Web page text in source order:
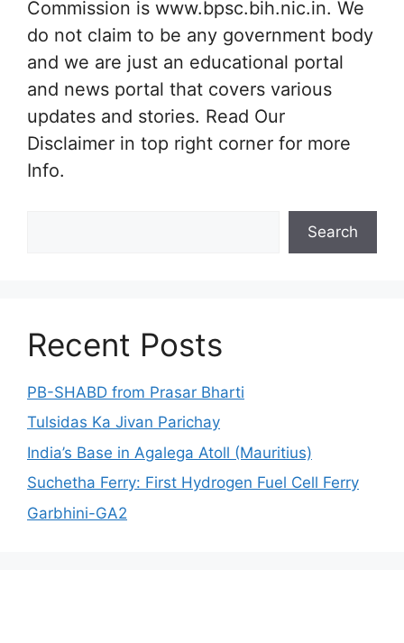
Commission is www.bpsc.bih.nic.in. We
do not claim to be any government body
and we are just an educational portal
and news portal that covers various
updates and stories. Read Our
Disclaimer in top right corner for more
Info.
Search
Recent Posts
PB-SHABD from Prasar Bharti
Tulsidas Ka Jivan Parichay
India’s Base in Agalega Atoll (Mauritius)
Suchetha Ferry: First Hydrogen Fuel Cell Ferry
Garbhini-GA2